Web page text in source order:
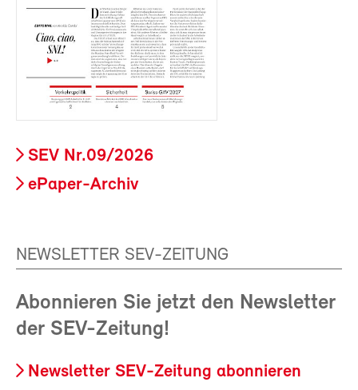
SEV Nr.09/2026
ePaper-Archiv
NEWSLETTER SEV-ZEITUNG
Abonnieren Sie jetzt den Newsletter
der SEV-Zeitung!
Newsletter SEV-Zeitung abonnieren